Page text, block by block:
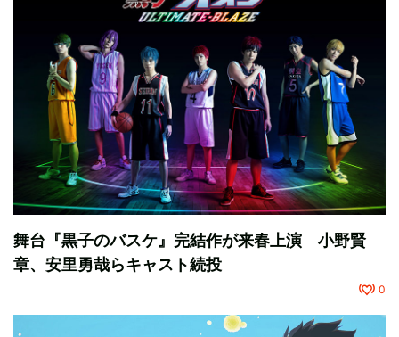
舞台『黒子のバスケ』完結作が来春上演 小野賢
章、安里勇哉らキャスト続投
0